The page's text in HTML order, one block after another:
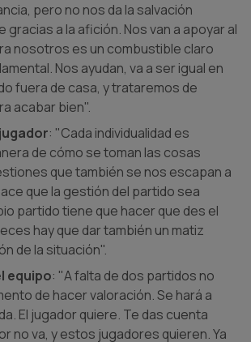
pero no nos da la salvación
gracias a la afición. Nos van a apoyar al
nosotros es un combustible claro
Nos ayudan, va a ser igual en
fuera de casa, y trataremos de
acabar bien".
: "Cada individualidad es
de cómo se toman las cosas
que también se nos escapan a
que la gestión del partido sea
partido tiene que hacer que des el
hay que dar también un matiz
de la situación".
equipo: "A falta de dos partidos no
de hacer valoración. Se hará a
El jugador quiere. Te das cuenta
no va, y estos jugadores quieren. Ya